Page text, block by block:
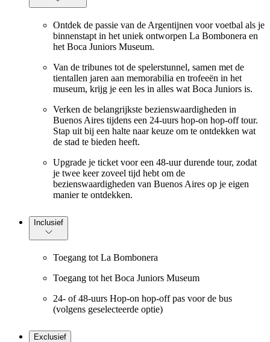
Ontdek de passie van de Argentijnen voor voetbal als je
binnenstapt in het uniek ontworpen La Bombonera en
het Boca Juniors Museum.
Van de tribunes tot de spelerstunnel, samen met de
tientallen jaren aan memorabilia en trofeeën in het
museum, krijg je een les in alles wat Boca Juniors is.
Verken de belangrijkste bezienswaardigheden in
Buenos Aires tijdens een 24-uurs hop-on hop-off tour.
Stap uit bij een halte naar keuze om te ontdekken wat
de stad te bieden heeft.
Upgrade je ticket voor een 48-uur durende tour, zodat
je twee keer zoveel tijd hebt om de
bezienswaardigheden van Buenos Aires op je eigen
manier te ontdekken.
Inclusief
Toegang tot La Bombonera
Toegang tot het Boca Juniors Museum
24- of 48-uurs Hop-on hop-off pas voor de bus
(volgens geselecteerde optie)
Exclusief